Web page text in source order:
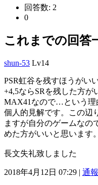
回答数: 2
0
これまでの回答
shun-53 Lv14
PSR虹谷を残すほうがい
+4,5ならSRを残した方が
MAX41なので…という理
個人的見解です。この辺
ますが自分のゲームなの
めた方がいいと思います。
長文失礼致しました
2018年4月12日 07:29 | 通報